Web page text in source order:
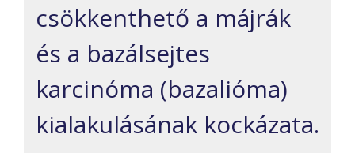
csökkenthető a májrák
és a bazálsejtes
karcinóma (bazalióma)
kialakulásának kockázata.